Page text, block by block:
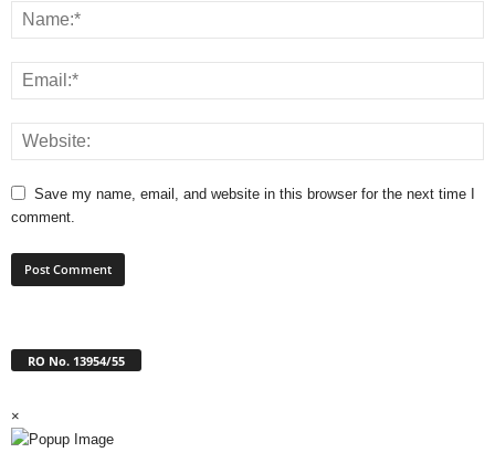
Save my name, email, and website in this browser for the next time I
comment.
RO No. 13954/55
×